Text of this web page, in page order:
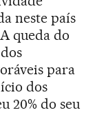
neste país
queda do
para
dos
20% do seu